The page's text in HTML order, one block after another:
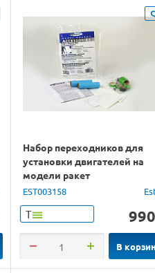
Набор переходников для
установки двигателей на
модели ракет
EST003158
Т 990
В